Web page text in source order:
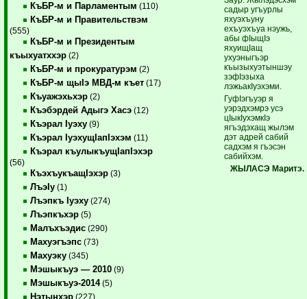
КъБР-м и Парламентым (110)
КъБР-м и Правительствэм
(555)
КъБР-м и Президентым
къыхуатххэр (2)
КъБР-м и прокуратурэм (2)
КъБР-м щыIэ МВД-м къет (17)
Къуажэхьхэр (2)
Къэбэрдей Адыгэ Хасэ (12)
Къэрал Iуэху (9)
Къэрал IуэхущIапIэхэм (11)
Къэрал къулыкъущIапIэхэр
(56)
КъэхъукъащIэхэр (3)
ЛъэIу (1)
Лъэпкъ Iуэху (274)
Лъэпкъхэр (5)
Малъхъэдис (290)
Махуэгъэпс (73)
Махуэку (345)
Мэшыкъуэ — 2010 (9)
Мэшыкъуэ-2014(5)
Нэтынхэр (227)
садыр угъурлы
яхуэхъуну
ехъуэхъуа нэужь,
абы фIыщIэ
яхуищIащ
ухуэныгъэр
къызыхуэтыншэу
зэфIэзыха
лэжьакIуэхэми.
ГуфIэгъуэр я
уэрэдхэмрэ усэ
цIыкIухэмкIэ
ягъэдэхащ жылэм
дэт адрей сабий
садхэм я гъэсэн
сабийхэм.
ЖЫЛАСЭ Маритэ.